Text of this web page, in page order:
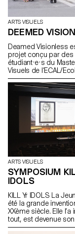
ARTS VISUELS
DEEMED
Deamed Visionless
projet conçu par des
étudiant·e·s du
Visuels de l’ECAL/
cantonale d’art de
ARTS VISUELS
SYMPOSIUM
IDOLS
KILL Yr IDOLS La
été la grande
XXème siècle. Elle l’a
tout, est devenue
son moteur. Nous